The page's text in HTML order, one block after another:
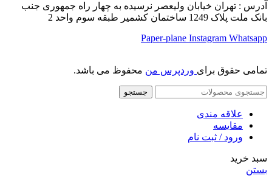
آدرس : تهران خیابان ولیعصر نرسیده به چهار راه جمهوری جنب
بانک ملت پلاک 1249 ساختمان کشمیر طبقه سوم واحد 2
Paper-plane Instagram Whatsapp
تمامی حقوق برای وردپرس من محفوظ می باشد.
جستجو
علاقه مندی
مقایسه
ورود / ثبت نام
سبد خرید
بستن